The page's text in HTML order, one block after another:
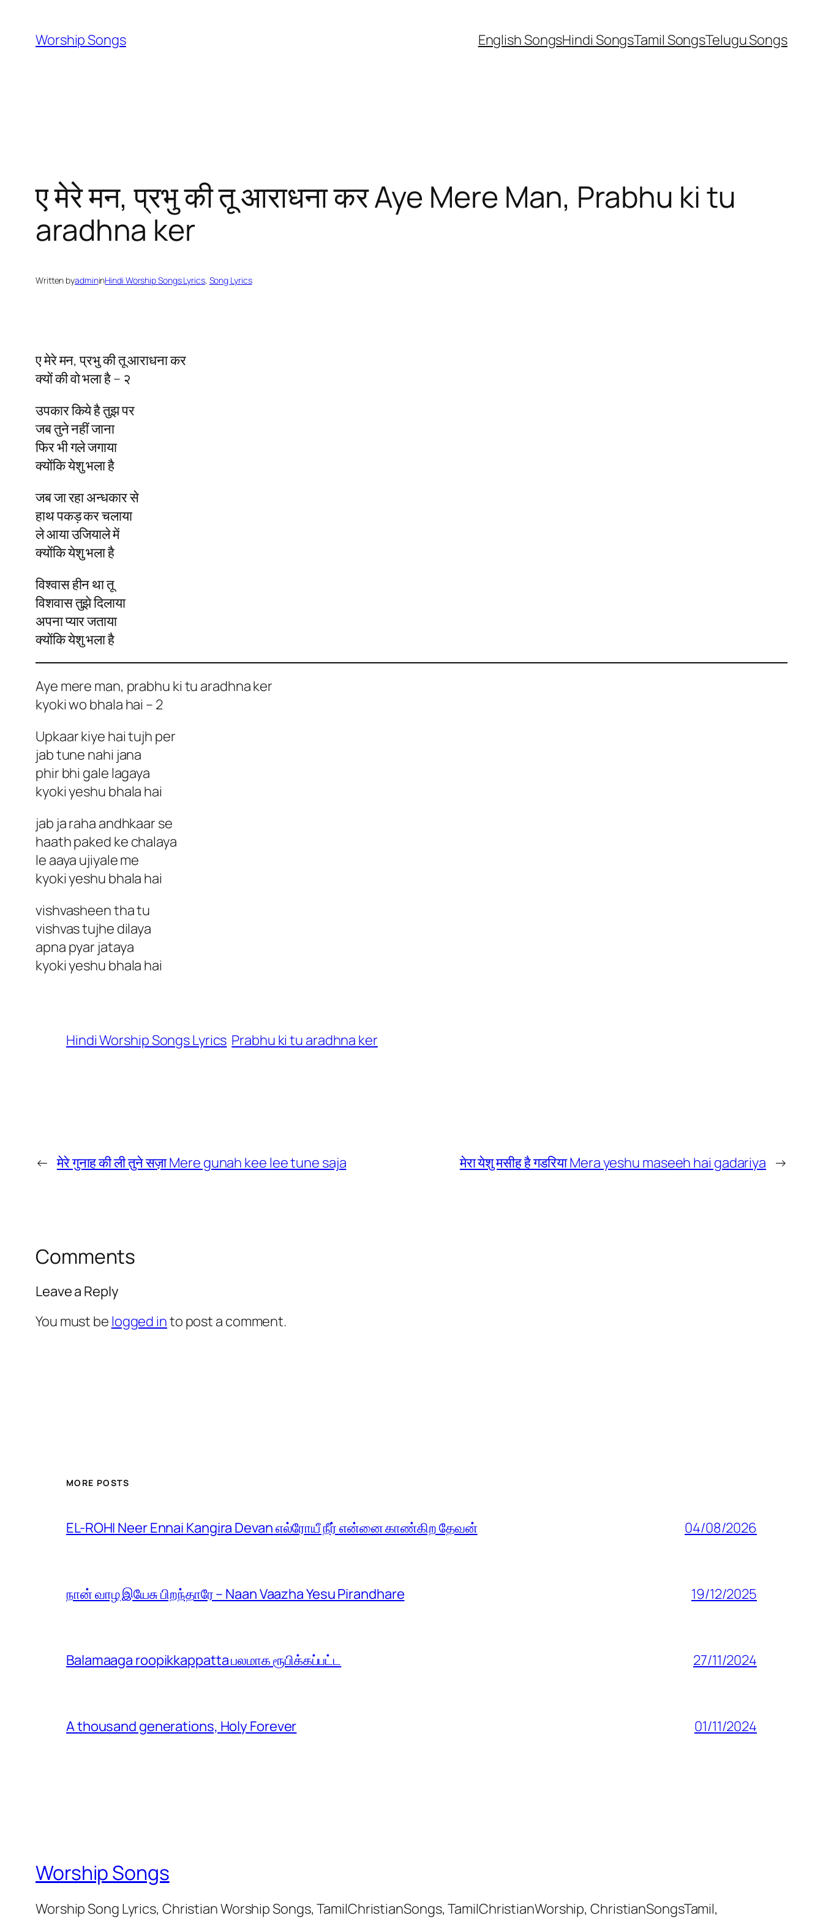
content
Worship Songs English SongsHindi SongsTamil SongsTelugu Songs
ए मेरे मन, प्रभु की तू आराधना कर Aye Mere Man, Prabhu ki tu
aradhna ker
Written byadmininHindi Worship Songs Lyrics, Song Lyrics
ए मेरे मन, प्रभु की तू आराधना कर
क्यों की वो भला है – २
उपकार किये है तुझ पर
जब तुने नहीं जाना
फिर भी गले जगाया
क्योंकि येशु भला है
जब जा रहा अन्धकार से
हाथ पकड़ कर चलाया
ले आया उजियाले में
क्योंकि येशु भला है
विश्वास हीन था तू
विशवास तुझे दिलाया
अपना प्यार जताया
क्योंकि येशु भला है
Aye mere man, prabhu ki tu aradhna ker
kyoki wo bhala hai – 2
Upkaar kiye hai tujh per
jab tune nahi jana
phir bhi gale lagaya
kyoki yeshu bhala hai
jab ja raha andhkaar se
haath paked ke chalaya
le aaya ujiyale me
kyoki yeshu bhala hai
vishvasheen tha tu
vishvas tujhe dilaya
apna pyar jataya
kyoki yeshu bhala hai
Hindi Worship Songs Lyrics Prabhu ki tu aradhna ker
← मेरे गुनाह की ली तुने सज़ा Mere gunah kee lee tune saja मेरा येशु मसीह है गडरिया Mera yeshu maseeh hai gadariya →
Comments
Leave a Reply
You must be logged into post a comment.
MORE POSTS
EL-ROHI Neer Ennai Kangira Devan எல்ரோயீ நீர் என்னை காண்கிற தேவன் 04/08/2026
நான் வாழ இயேசு பிறந்தாரே – Naan Vaazha Yesu Pirandhare 19/12/2025
Balamaaga roopikkappatta பலமாக ரூபிக்கப்பட்ட 27/11/2024
A thousand generations, Holy Forever 01/11/2024
Worship Songs
Worship Song Lyrics, Christian Worship Songs, TamilChristianSongs, TamilChristianWorship, ChristianSongsTamil,